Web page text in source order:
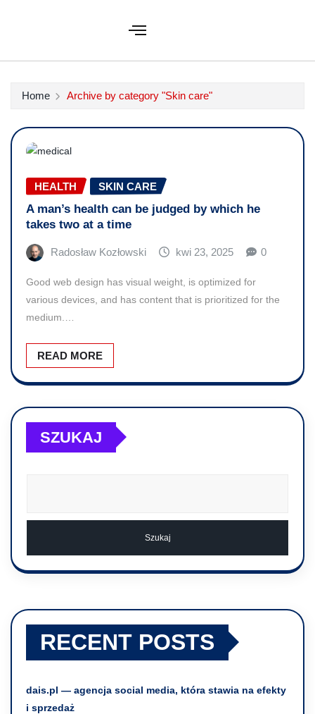
Home Archive by category "Skin care"
HEALTH SKIN CARE
A man’s health can be judged by which he
takes two at a time
Radosław Kozłowski kwi 23, 2025 0
Good web design has visual weight, is optimized for
various devices, and has content that is prioritized for the
medium.…
READ MORE
SZUKAJ
Szukaj
RECENT POSTS
dais.pl — agencja social media, która stawia na efekty
i sprzedaż